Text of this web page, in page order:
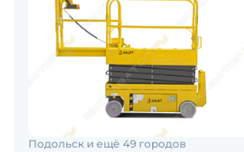
Подольск и ещё 49 городов